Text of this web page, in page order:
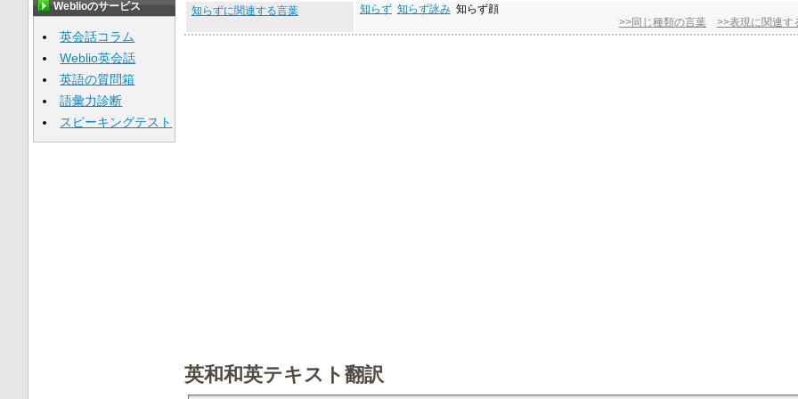
知らずに関連する言葉 知らず 知らず詠み知らず顔
>>同じ種類の言葉
>>表現に関連す
英和和英テキスト翻訳
Weblioのサービス
英会話コラム
Weblio英会話
英語の質問箱
語彙力診断
スピーキングテスト